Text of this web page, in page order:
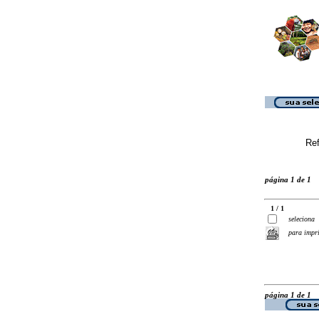
página 1 de 1
1 / 1
seleciona
para
página 1 de 1